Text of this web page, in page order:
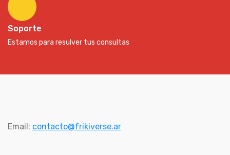
Soporte
Estamos para resulver tus consultas
Email: contacto@frikiverse.ar